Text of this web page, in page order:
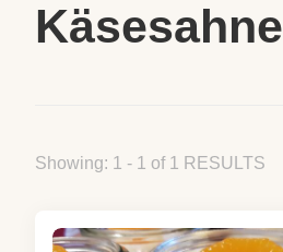
Käsesahne
Showing: 1 - 1 of 1 RESULTS